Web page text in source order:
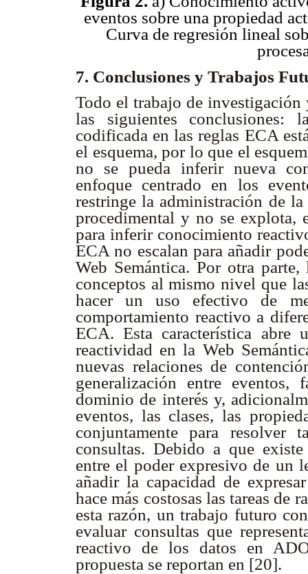
eventos sobre una propiedad
Curva de regresión lineal
7. Conclusiones y Trabajos
Todo el trabajo de
las siguientes conclusiones:
codificada en las reglas ECA
el esquema, por lo que el
no se pueda inferir nueva
enfoque centrado en los
restringe la administración de
procedimental y no se explota,
para inferir conocimiento
ECA no escalan para añadir
Web Semántica. Por otra
conceptos al mismo nivel que
hacer un uso efectivo de
comportamiento reactivo a
ECA. Esta característica abre
reactividad en la Web
nuevas relaciones de
generalización entre eventos,
dominio de interés y,
eventos, las clases, las
conjuntamente para resolver
consultas. Debido a que
entre el poder expresivo de un
añadir la capacidad de
hace más costosas las tareas de
esta razón, un trabajo futuro
evaluar consultas que
reactivo de los datos en
propuesta se reportan en [20].